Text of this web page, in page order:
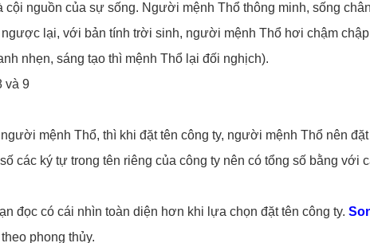
cội nguồn của sự sống. Người mệnh Thổ thông minh, sống
lại, với bản tính trời sinh, người mệnh Thổ hơi chậm
nhẹn, sáng tạo thì mệnh Thổ lại đối nghịch).
và 9
mệnh Thổ, thì khi đặt tên công ty, người mệnh Thổ nên đặt
các ký tự trong tên riêng của công ty nên có tổng số bằng với
đọc có cái nhìn toàn diện hơn khi lựa chọn đặt tên công ty.
phong thủy.